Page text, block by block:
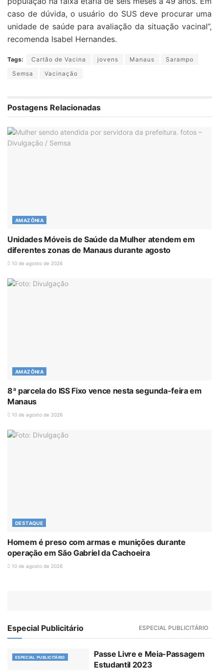
caso de dúvida, o usuário do SUS deve procurar uma
unidade de saúde para avaliação da situação vacinal”,
recomenda Isabel Hernandes.
Tags: Cartão de Vacina jovens Manaus
Sarampo
Semsa
Vacinação
Postagens Relacionadas
AMAZÔNIA
Unidades Móveis de Saúde da Mulher atendem em
diferentes zonas de Manaus durante agosto
10 de agosto de 2026
AMAZÔNIA
8ª parcela do ISS Fixo vence nesta segunda-feira em
Manaus
10 de agosto de 2026
DESTAQUE
Homem é preso com armas e munições durante
operação em São Gabriel da Cachoeira
10 de agosto de 2026
Especial Publicitário ESPECIAL PUBLICITÁRIO
ESPECIAL PUBLICITÁRIO
Passe Livre e Meia-Passagem
Estudantil 2023